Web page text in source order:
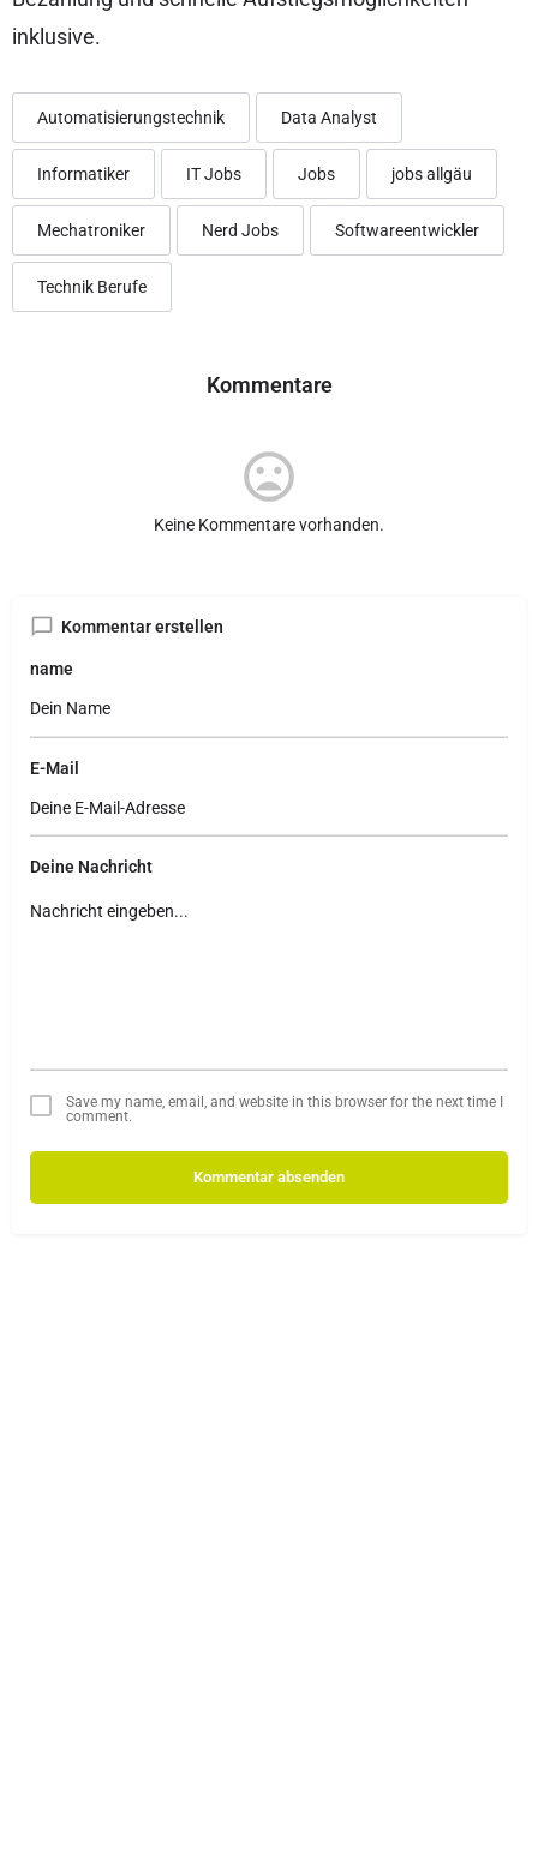
inklusive.
Automatisierungstechnik Data Analyst
Informatiker IT Jobs Jobs jobs allgäu
Mechatroniker Nerd Jobs Softwareentwickler
Technik Berufe
Kommentare
Keine Kommentare vorhanden.
Kommentar erstellen
name
E-Mail
Deine Nachricht
Save my name, email, and website in this browser for the next time I
comment.
Kommentar absenden